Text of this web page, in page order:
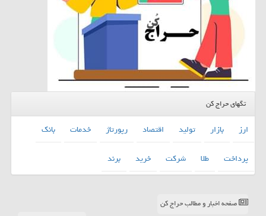
تگهای حراج کن
ارز بازار تولید اقتصاد رپورتاژ خدمات
بانك
پرداخت
طلا شركت خرید برند
صفحه اخبار و مطالب حراج کن